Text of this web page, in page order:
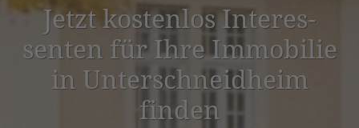
Jetzt kostenlos Inter­es­
senten für Ihre Immobilie
in Unter­schneid­heim
finden